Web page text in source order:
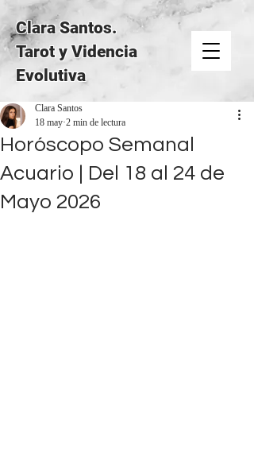
Clara Santos.
Tarot y Videncia
Evolutiva
Horóscopo Semanal
Acuario | Del 18 al 24 de
Mayo 2026
Clara Santos
18 may2 min de lectura